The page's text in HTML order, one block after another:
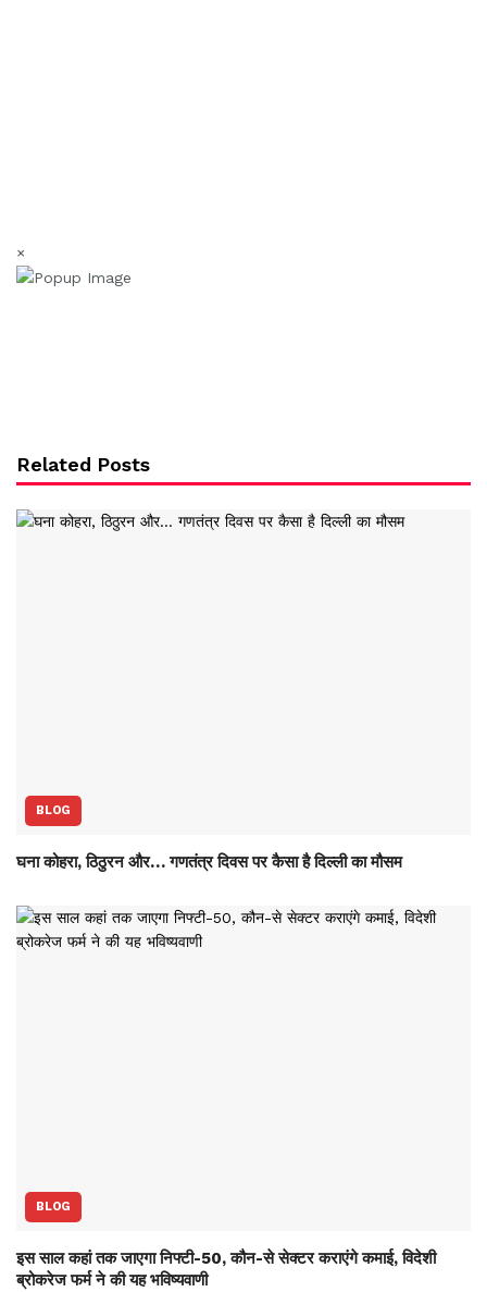
×
Related Posts
BLOG
घना कोहरा, ठिठुरन और… गणतंत्र दिवस पर कैसा है दिल्ली का मौसम
BLOG
इस साल कहां तक जाएगा निफ्टी-50, कौन-से सेक्‍टर कराएंगे कमाई, विदेशी
ब्रोकरेज फर्म ने की यह भविष्‍यवाणी